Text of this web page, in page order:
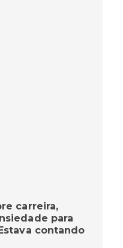
carreira,
para
contando